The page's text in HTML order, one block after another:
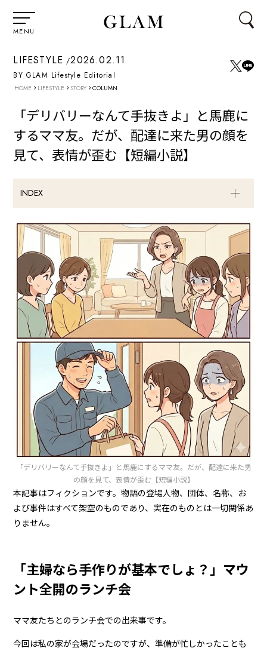
MENU
LIFESTYLE 2026.02.11
BY GLAM Lifestyle Editorial
HOME › LIFESTYLE › STORY › COLUMN
「デリバリーなんて手抜きよ」と馬鹿に
するママ友。だが、配達に来た男の顔を
見て、表情が歪む【短編小説】
INDEX
「デリバリーなんて手抜きよ」と馬鹿にするママ友。だが、配達に来た男
の顔を見て、表情が歪む【短編小説】
本記事はフィクションです。物語の登場人物、団体、名称、お
よび事件はすべて架空のものであり、実在のものとは一切関係あ
りません。
「主婦なら手作りが基本でしょ？」マウ
ント全開のランチ会
ママ友たちとのランチ会での出来事です。
今回は私の家が会場だったのですが、準備が忙しかったことも